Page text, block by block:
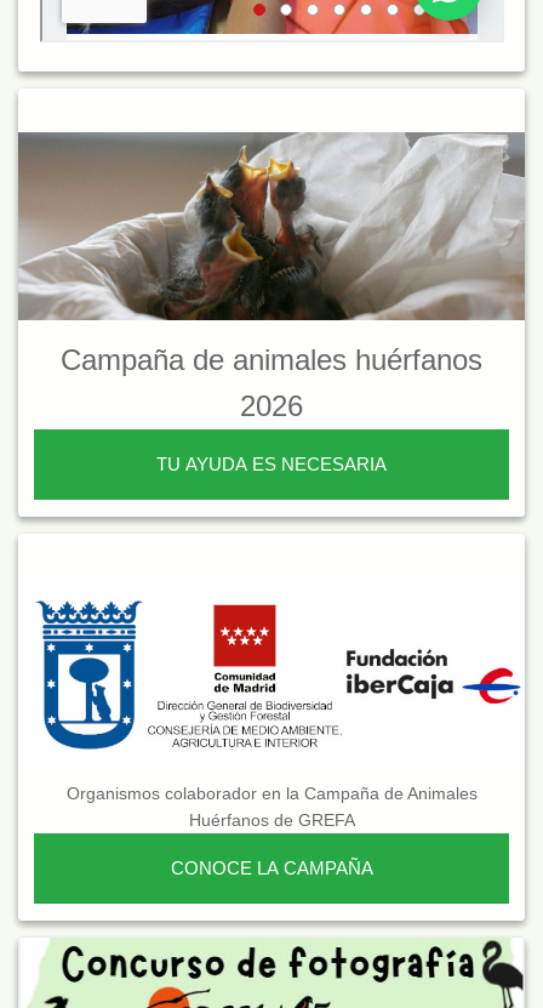
Campaña de animales huérfanos
2026
TU AYUDA ES NECESARIA
Organismos colaborador en la Campaña de Animales
Huérfanos de GREFA
CONOCE LA CAMPAÑA